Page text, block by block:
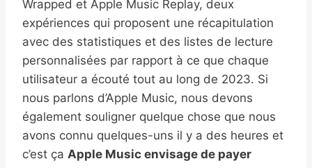
Wrapped et Apple Music Replay, deux
expériences qui proposent une récapitulation
avec des statistiques et des listes de lecture
personnalisées par rapport à ce que chaque
utilisateur a écouté tout au long de 2023. Si
nous parlons d’Apple Music, nous devons
également souligner quelque chose que nous
avons connu quelques-uns il y a des heures et
c’est ça Apple Music envisage de payer